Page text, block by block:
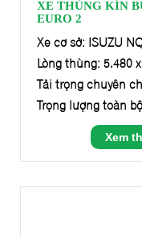
XE THÙNG KÍN
EURO 2
Xe cơ sở: ISUZU
Lòng thùng: 5.480
Tải trọng chuyên
Trọng lượng toàn
Xem